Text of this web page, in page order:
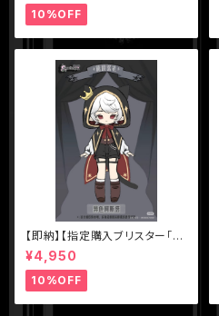
MJD ブラインドドール
10%OFF
【即納】【指定購入ブリスター「色
違いアスタ（黒マント）】【秘境巡
礼】シリーズ【Sunless】スタジ
オ 1/12 BJD ブラインドドール
¥4,950
10%OFF